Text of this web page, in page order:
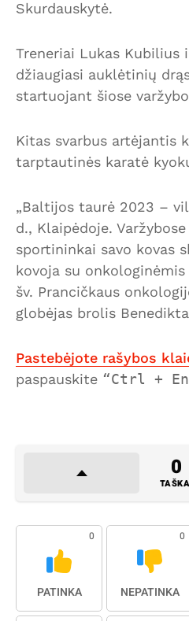
Skurdauskytė.
Treneriai Lukas Kubilius
džiaugiasi auklėtinių
startuojant šiose
Kitas svarbus artėjantis
tarptautinės karatė
„Baltijos taurė 2023 –
d., Klaipėdoje.
sportininkai savo kovas
kovoja su
šv. Prancičkaus
globėjas brolis
Pastebėjote rašybos
paspauskite
Ctrl +
0
0
PATINKA
0
NEPATINKA